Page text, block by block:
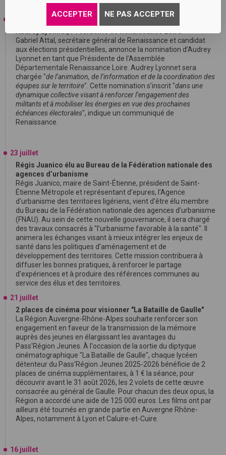
ACCEPTER NE PAS ACCEPTER
valorisation des métiers techniques et manuels".
Gabriel Attal, secrétaire général de Renaissance et candidat
aux élections présidentielles, annonce la nomination d’Audrey
Lyonnet en tant que Présidente de l’Assemblée
Départementale Renaissance Loire. Audrey Lyonnet sera
chargée "de l’animation, de l’information et de la coordination des
équipes sur le territoire". Cette nomination s’inscrit "dans une
dynamique collective visant à renforcer l’engagement des
militants et à mobiliser les énergies en vue des prochaines
échéances électorales", indique un communiqué de
Renaissance.
23 juillet
Régis Juanico élu au Bureau de la Fédération nationale des
agences d’urbanisme
Régis Juanico, maire de Saint-Étienne, président de Saint-
Étienne Métropole et représentant d’epures, l’Agence
d’urbanisme des territoires ligériens, vient d'être élu membre
du Bureau de la Fédération nationale des agences d’urbanisme
(FNAU). Au sein de cette nouvelle gouvernance, il sera chargé
des travaux consacrés à "l’urbanisme favorable à la santé". Il
animera les échanges visant à mieux intégrer les enjeux de
santé dans les politiques d’aménagement et de
développement des territoires. Cette mission contribuera à
diffuser les bonnes pratiques, à renforcer le partage
d’expériences et à produire des références communes au
service des élus et des territoires.
21 juillet
2 places de cinéma pour visionner "La Bataille de Gaulle"
La Région Auvergne-Rhône-Alpes souhaite renforcer son
engagement en faveur de la transmission de la mémoire
auprès des jeunes en élargissant les avantages du
Pass'Région Jeunes. À l'occasion de la sortie du diptyque
cinématographique "La Bataille de Gaulle", chaque lycéen
détenteur du Pass'Région Jeunes 2025-2026 bénéficie de 2
places de cinéma supplémentaires, à 1 € la séance, pour
découvrir avant le 31 août 2026, les 2 volets de cette œuvre
consacrée au général de Gaulle. Pour chacun des deux opus, la
Région a accordé une aide de 125 000 euros. Les films ont par
ailleurs été tournés en grande partie en Auvergne Rhône-
Alpes, notamment à Lyon et Caluire-et-Cuire.
16 juillet